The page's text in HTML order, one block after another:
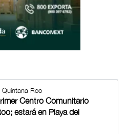
Roo
Centro Comunitario
estará en Playa del